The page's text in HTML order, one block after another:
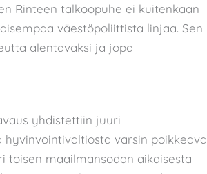
Rinteen talkoopuhe ei kuitenkaan
väestöpoliittista linjaa. Sen
alentavaksi ja jopa
yhdistettiin juuri
hyvinvointivaltiosta varsin poikkeava
maailmansodan aikaisesta